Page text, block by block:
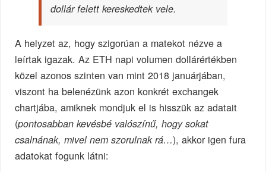
dollár felett kereskedtek vele.
A helyzet az, hogy szigorúan a matekot nézve a
leírtak igazak. Az ETH napi volumen dollárértékben
közel azonos szinten van mint 2018 januárjában,
viszont ha belenézünk azon konkrét exchangek
chartjába, amiknek mondjuk el is hisszük az adatait
(pontosabban kevésbé valószínű, hogy sokat
csalnának, mivel nem szorulnak rá…), akkor igen fura
adatokat fogunk látni: